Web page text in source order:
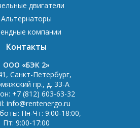
двигатели
Альтернаторы
компании
Контакты
OOO «БЭК 2»
, Санкт-Петербург,
пр., д. 33-А
+7 (812) 603-63-32
info@rentenergo.ru
Пн-Чт: 9:00-18:00,
Пт: 9:00-17:00